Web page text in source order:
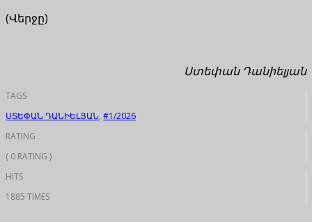
(Վերջը)
Ստեփան Դանիելյան
TAGS
ՍՏԵՓԱՆ ԴԱՆԻԵԼՅԱՆ, #1/2026
RATING
( 0 RATING )
HITS
1885 TIMES